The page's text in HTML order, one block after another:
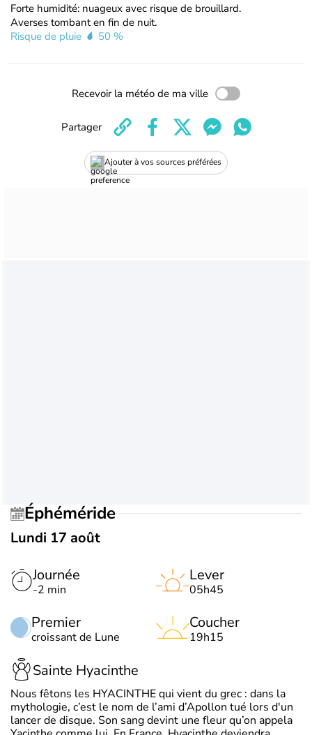
Forte humidité: nuageux avec risque de brouillard.
Averses tombant en fin de nuit.
Risque de pluie
50 %
Recevoir la météo de ma ville
Ajouter à vos sources préférées
Partager
Éphéméride
Lundi 17 août
Journée
-2 min
Premier
croissant de Lune
Lever
05h45
Coucher
19h15
Sainte Hyacinthe
Nous fêtons les HYACINTHE qui vient du grec : dans la
mythologie, c’est le nom de l’ami d’Apollon tué lors d'un
lancer de disque. Son sang devint une fleur qu’on appela